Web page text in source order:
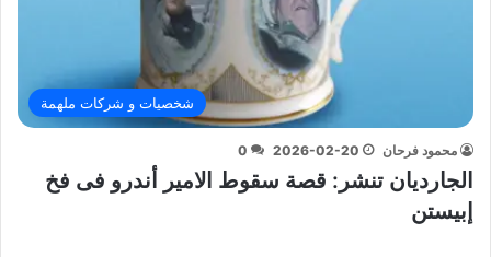
شخصيات و شركات ملهمة
محمود فرحان 2026-02-20
0
الجارديان تنشر: قصة سقوط الامير أندرو فى فخ
إبيستن